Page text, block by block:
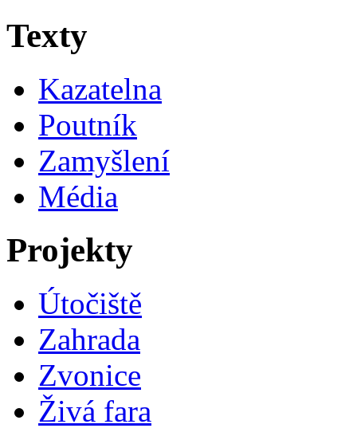
Texty
Kazatelna
Poutník
Zamyšlení
Média
Projekty
Útočiště
Zahrada
Zvonice
Živá fara